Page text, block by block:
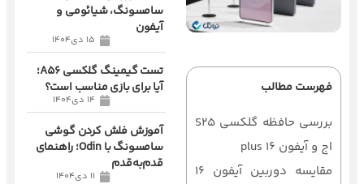
فهرست مطالب
بررسی حافظه گلکسی S25
اج و آیفون 16 plus
مقایسه دوربین آیفون 16
سامسونگ، شیائومی و
آیفون
15 دی1404
تست گیمینگ گلکسی A56؛
آیا برای بازی مناسب است؟
14 دی1404
آموزش فلش کردن گوشی
سامسونگ با Odin؛ راهنمای
قدم‌به‌قدم
11 دی1404